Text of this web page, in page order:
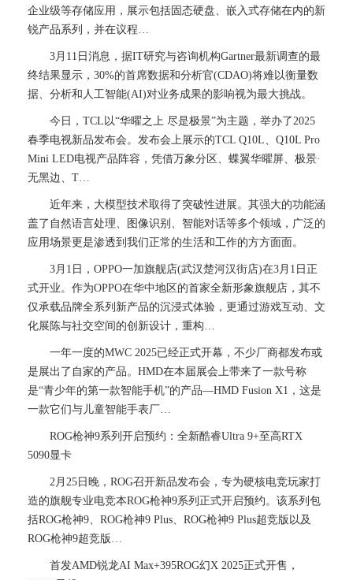
企业级等存储应用，展示包括固态硬盘、嵌入式存储在内的新
锐产品系列，并在议程…
3月11日消息，据IT研究与咨询机构Gartner最新调查的最
终结果显示，30%的首席数据和分析官(CDAO)将难以衡量数
据、分析和人工智能(AI)对业务成果的影响视为最大挑战。
今日，TCL以“华曜之上 尽是极景”为主题，举办了2025
春季电视新品发布会。发布会上展示的TCL Q10L、Q10L Pro
Mini LED电视产品阵容，凭借万象分区、蝶翼华曜屏、极景·
无黑边、T…
近年来，大模型技术取得了突破性进展。其强大的功能涵
盖了自然语言处理、图像识别、智能对话等多个领域，广泛的
应用场景更是渗透到我们正常的生活和工作的方方面面。
3月1日，OPPO一加旗舰店(武汉楚河汉街店)在3月1日正
式开业。作为OPPO在华中地区的首家全新形象旗舰店，其不
仅承载品牌全系列新产品的沉浸式体验，更通过游戏互动、文
化展陈与社交空间的创新设计，重构…
一年一度的MWC 2025已经正式开幕，不少厂商都发布或
是展出了自家的产品。HMD在本届展会上带来了一款号称
是“青少年的第一款智能手机”的产品—HMD Fusion X1，这是
一款它们与儿童智能手表厂…
ROG枪神9系列开启预约：全新酷睿Ultra 9+至高RTX
5090显卡
2月25日晚，ROG召开新品发布会，专为硬核电竞玩家打
造的旗舰专业电竞本ROG枪神9系列正式开启预约。该系列包
括ROG枪神9、ROG枪神9 Plus、ROG枪神9 Plus超竞版以及
ROG枪神9超竞版…
首发AMD锐龙AI Max+395ROG幻X 2025正式开售，